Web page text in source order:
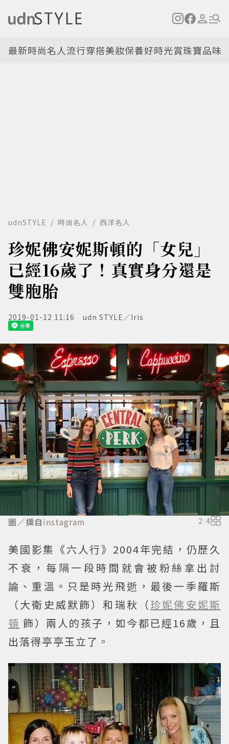
最新時尚名人流行穿搭美妝保養好時光賞珠寶品味
udnSTYLE 時尚名人 西洋名人
珍妮佛安妮斯頓的「女兒」
已經16歲了！真實身分還是
雙胞胎
2019-01-12 11:16 udn STYLE／Iris
圖／擷自instagram 2 /4
美國影集《六人行》2004年完結，仍歷久
不衰，每隔一段時間就會被粉絲拿出討
論、重溫。只是時光飛逝，最後一季羅斯
（大衛史威默飾）和瑞秋（珍妮佛安妮斯
頓 飾）兩人的孩子，如今都已經16歲，且
出落得亭亭玉立了。